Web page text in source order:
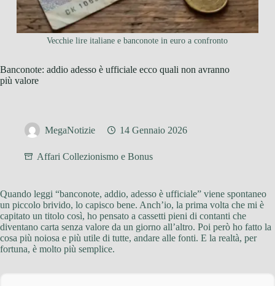
Vecchie lire italiane e banconote in euro a confronto
Banconote: addio adesso è ufficiale ecco quali non avranno
più valore
MegaNotizie 14 Gennaio 2026
Affari Collezionismo e Bonus
Quando leggi “banconote, addio, adesso è ufficiale” viene spontaneo
un piccolo brivido, lo capisco bene. Anch’io, la prima volta che mi è
capitato un titolo così, ho pensato a cassetti pieni di contanti che
diventano carta senza valore da un giorno all’altro. Poi però ho fatto la
cosa più noiosa e più utile di tutte, andare alle fonti. E la realtà, per
fortuna, è molto più semplice.